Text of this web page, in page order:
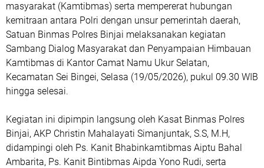
masyarakat (Kamtibmas) serta mempererat hubungan
kemitraan antara Polri dengan unsur pemerintah daerah,
Satuan Binmas Polres Binjai melaksanakan kegiatan
Sambang Dialog Masyarakat dan Penyampaian Himbauan
Kamtibmas di Kantor Camat Namu Ukur Selatan,
Kecamatan Sei Bingei, Selasa (19/05/2026), pukul 09.30 WIB
hingga selesai.
Kegiatan ini dipimpin langsung oleh Kasat Binmas Polres
Binjai, AKP Christin Mahalayati Simanjuntak, S.S, M.H,
didampingi oleh Ps. Kanit Bhabinkamtibmas Aiptu Bahal
Ambarita, Ps. Kanit Bintibmas Aipda Yono Rudi, serta